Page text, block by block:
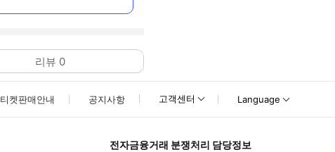
리뷰 0
티켓판매안내 공지사항 고객센터 Language
전자금융거래 분쟁처리 담당정보